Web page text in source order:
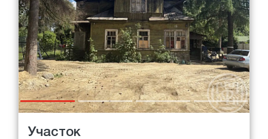
Участок